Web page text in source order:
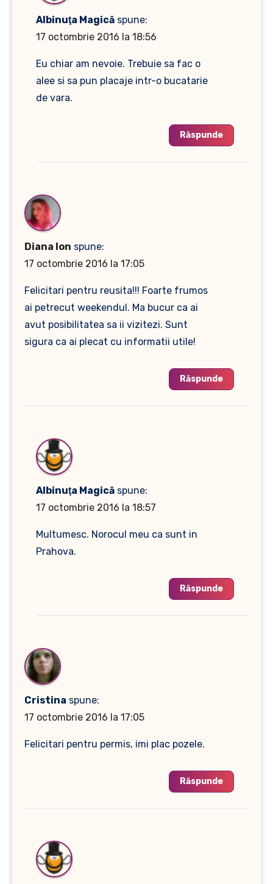
Albinuţa Magică spune:
17 octombrie 2016 la 18:56
Eu chiar am nevoie. Trebuie sa fac o
alee si sa pun placaje intr-o bucatarie
de vara.
Răspunde
Diana Ion spune:
17 octombrie 2016 la 17:05
Felicitari pentru reusita!!! Foarte frumos
ai petrecut weekendul. Ma bucur ca ai
avut posibilitatea sa ii vizitezi. Sunt
sigura ca ai plecat cu informatii utile!
Răspunde
Albinuţa Magică spune:
17 octombrie 2016 la 18:57
Multumesc. Norocul meu ca sunt in
Prahova.
Răspunde
Cristina spune:
17 octombrie 2016 la 17:05
Felicitari pentru permis, imi plac pozele.
Răspunde